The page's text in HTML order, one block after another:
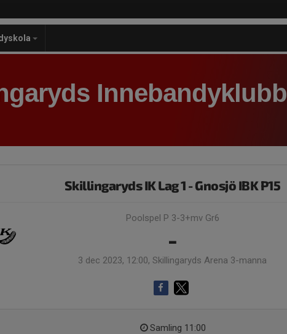
Innebandyklubb
Skillingaryds IK Lag 1 - Gnosjö IBK P15
Poolspel P 3-3+mv Gr6
-
3 dec 2023, 12:00, Skillingaryds Arena 3-manna
Samling 11:00